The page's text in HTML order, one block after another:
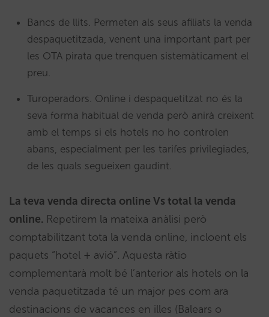
Bancs de llits. Permeten als seus afiliats la venda
despaquetitzada, venent una important part per
les OTA pirata que trenquen sistemàticament el
preu.
Turoperadors. Online i despaquetitzat no és la
seva forma habitual de venda però anirà creixent
amb el temps si els hotels no ho controlen
abans, especialment per les tarifes privilegiades,
de les quals segueixen gaudint.
La teva venda directa online Vs total la venda
online. Repetirem la mateixa anàlisi però
comptabilitzant tota la venda online, incloent els
paquets “hotel + avió”. Aquesta ràtio
complementarà molt bé l’anterior als hotels on la
venda paquetitzada té un major pes com ara
destinacions de vacances en illes (Balears o